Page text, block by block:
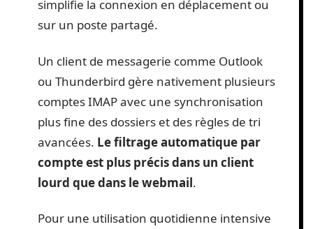
simplifie la connexion en déplacement ou
sur un poste partagé.
Un client de messagerie comme Outlook
ou Thunderbird gère nativement plusieurs
comptes IMAP avec une synchronisation
plus fine des dossiers et des règles de tri
avancées. Le filtrage automatique par
compte est plus précis dans un client
lourd que dans le webmail.
Pour une utilisation quotidienne intensive